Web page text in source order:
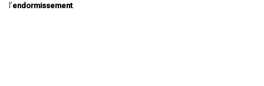
l’endormissement.